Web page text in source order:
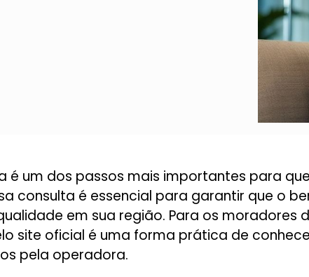
é um dos passos mais importantes para
consulta é essencial para garantir que o
em sua região. Para os moradores
site oficial é uma forma prática de
pela operadora.